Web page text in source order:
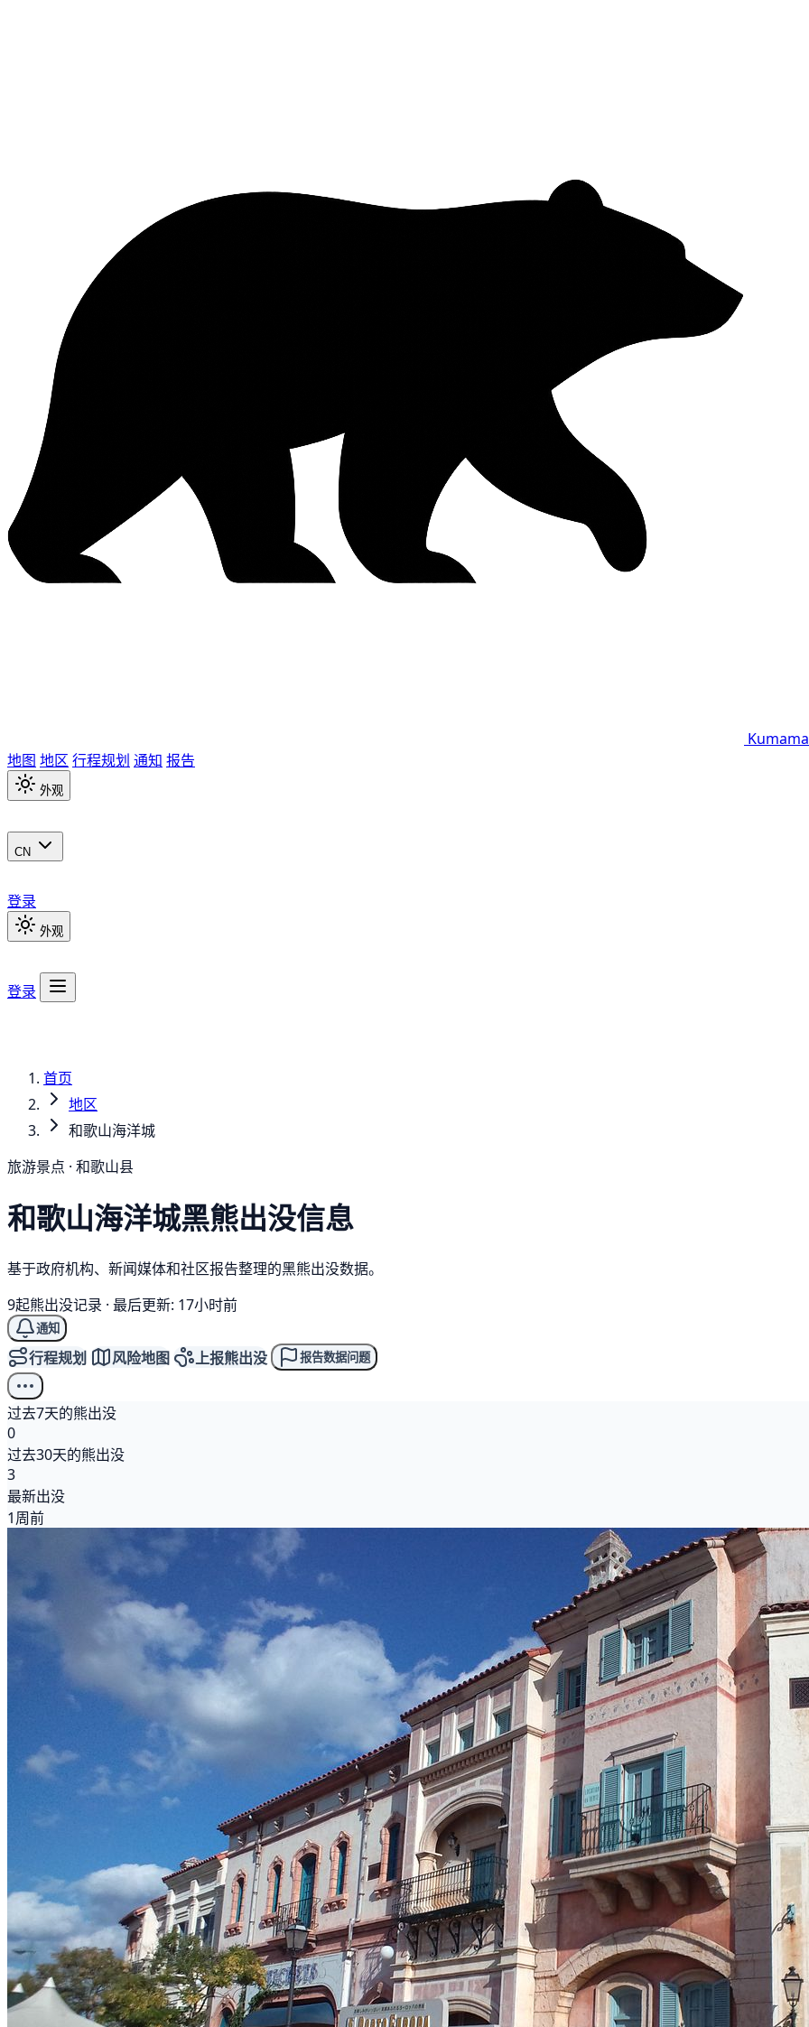
地图 地区 行程规划 通知 报告
外观
CN
登录
外观
登录
首页
地区
和歌山海洋城
旅游景点 · 和歌山县
和歌山海洋城黑熊出没信息
基于政府机构、新闻媒体和社区报告整理的黑熊出没数据。
9起熊出没记录 · 最后更新: 17小时前
通知
行程规划 风险地图 上报熊出没 报告数据问题
过去7天的熊出没
0
过去30天的熊出没
3
最新出没
1周前